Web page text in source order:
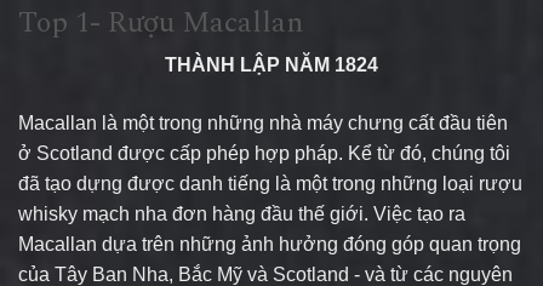
Top 1- Rượu Macallan
THÀNH LẬP NĂM 1824
Macallan là một trong những nhà máy chưng cất đầu tiên
ở Scotland được cấp phép hợp pháp. Kể từ đó, chúng tôi
đã tạo dựng được danh tiếng là một trong những loại rượu
whisky mạch nha đơn hàng đầu thế giới. Việc tạo ra
Macallan dựa trên những ảnh hưởng đóng góp quan trọng
của Tây Ban Nha, Bắc Mỹ và Scotland - và từ các nguyên